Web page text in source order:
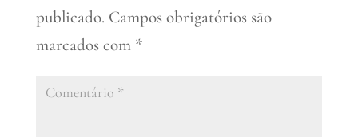
publicado. Campos obrigatórios são
marcados com *